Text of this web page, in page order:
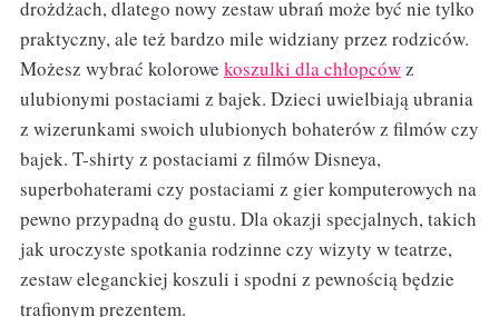
drożdżach, dlatego nowy zestaw ubrań może być nie tylko
praktyczny, ale też bardzo mile widziany przez rodziców.
Możesz wybrać kolorowe koszulki dla chłopcówz
ulubionymi postaciami z bajek. Dzieci uwielbiają ubrania
z wizerunkami swoich ulubionych bohaterów z filmów czy
bajek. T-shirty z postaciami z filmów Disneya,
superbohaterami czy postaciami z gier komputerowych na
pewno przypadną do gustu. Dla okazji specjalnych, takich
jak uroczyste spotkania rodzinne czy wizyty w teatrze,
zestaw eleganckiej koszuli i spodni z pewnością będzie
trafionym prezentem.